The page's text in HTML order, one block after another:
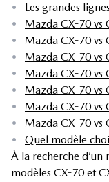
•
Les grandes
•
Mazda CX-70 vs
•
Mazda CX-70 vs
•
Mazda CX-70 vs
•
Mazda CX-70 vs
•
Mazda CX-70 vs
•
Mazda CX-70 vs
•
Mazda CX-70
•
Quel modèle
À la recherche d’un
modèles CX-70 et